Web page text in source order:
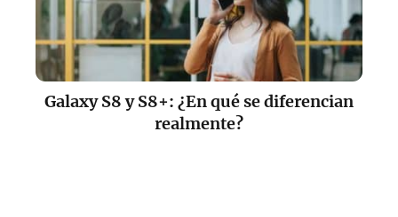
Galaxy S8 y S8+: ¿En qué se diferencian
realmente?